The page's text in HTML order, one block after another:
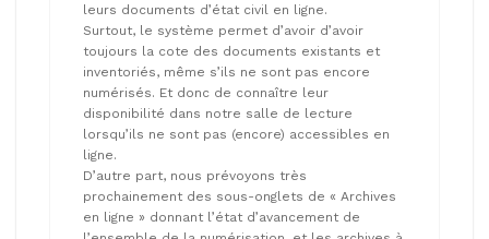
leurs documents d’état civil en ligne.
Surtout, le système permet d’avoir d’avoir
toujours la cote des documents existants et
inventoriés, même s’ils ne sont pas encore
numérisés. Et donc de connaître leur
disponibilité dans notre salle de lecture
lorsqu’ils ne sont pas (encore) accessibles en
ligne.
D’autre part, nous prévoyons très
prochainement des sous-onglets de « Archives
en ligne » donnant l’état d’avancement de